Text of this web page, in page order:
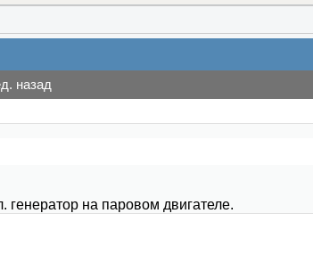
назад
генератор на паровом двигателе.